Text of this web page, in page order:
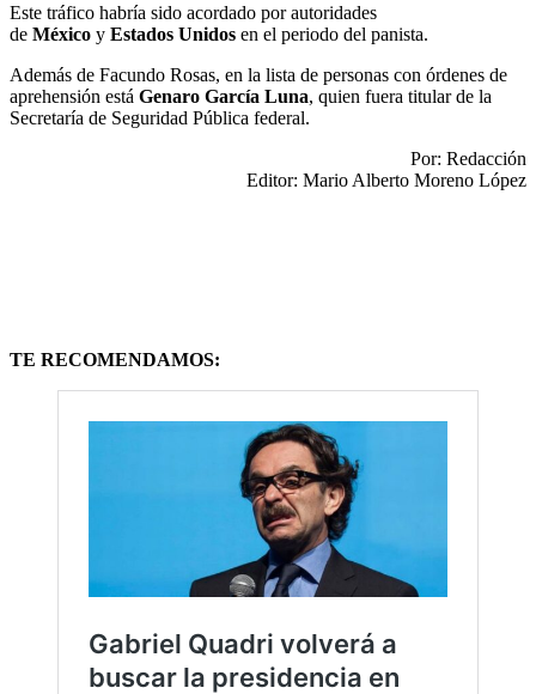
Este tráfico habría sido acordado por autoridades
de México y Estados Unidos en el periodo del panista.
Además de Facundo Rosas, en la lista de personas con órdenes de
aprehensión está Genaro García Luna, quien fuera titular de la
Secretaría de Seguridad Pública federal.
Por: Redacción
Editor: Mario Alberto Moreno López
TE RECOMENDAMOS: